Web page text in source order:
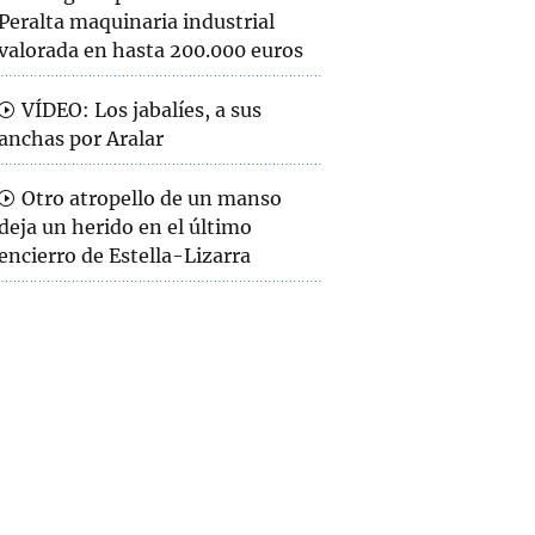
maquinaria industrial
en hasta 200.000 euros
VÍDEO: Los jabalíes, a sus
por Aralar
Otro atropello de un manso
un herido en el último
de Estella-Lizarra